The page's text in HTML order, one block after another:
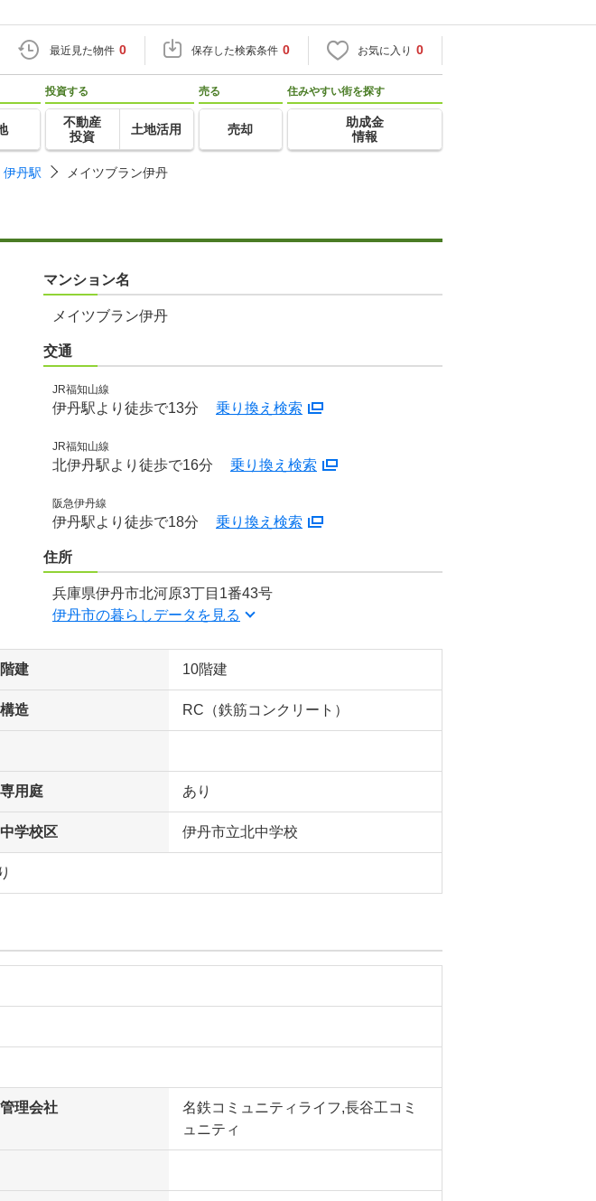
最近見た物件 0 保存した検索条件 0 お気に入り 0
投資する
不動産
投資
土地活用
売る
売却
住みやすい街を探す
助成金
情報
伊丹駅 メイツブラン伊丹
マンション名
メイツブラン伊丹
交通
JR福知山線
伊丹駅より徒歩で13分 乗り換え検索
JR福知山線
北伊丹駅より徒歩で16分 乗り換え検索
阪急伊丹線
伊丹駅より徒歩で18分 乗り換え検索
住所
兵庫県伊丹市北河原3丁目1番43号
伊丹市の暮らしデータを見る
階建 10階建
構造 RC（鉄筋コンクリート）
専用庭 あり
中学校区 伊丹市立北中学校
管理会社
名鉄コミュニティライフ,長谷工コミ
ュニティ